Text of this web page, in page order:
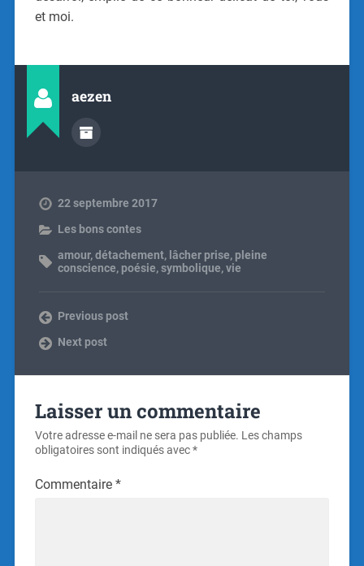
et moi.
aezen
22 septembre 2017
Les bons contes
amour,détachement, lâcher prise, pleine
conscience, poésie,symbolique,vie
Previous post
Next post
Laisser un commentaire
Votre adresse e-mail ne sera pas publiée. Les champs
obligatoires sont indiqués avec*
Commentaire *